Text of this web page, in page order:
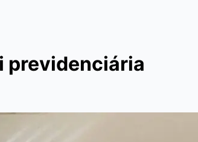
previdenciária